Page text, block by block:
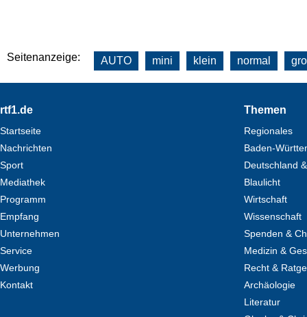
Seitenanzeige: AUTO mini klein normal
Footer
rtf1.de
Startseite
Nachrichten
Sport
Mediathek
Programm
Empfang
Unternehmen
Service
Werbung
Kontakt
Themen
Regionales
Baden-
Deutschland
Blaulicht
Wirtschaft
Wissenschaft
Spenden &
Medizin &
Recht &
Archäologie
Literatur